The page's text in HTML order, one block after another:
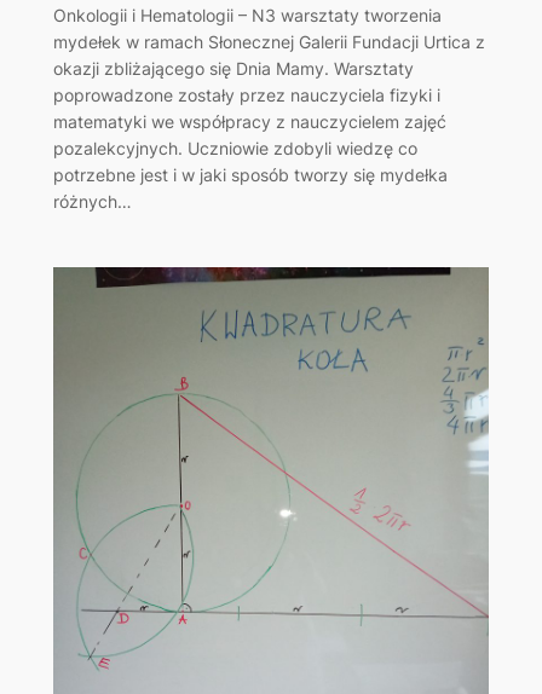
Onkologii i Hematologii – N3 warsztaty tworzenia
mydełek w ramach Słonecznej Galerii Fundacji Urtica z
okazji zbliżającego się Dnia Mamy. Warsztaty
poprowadzone zostały przez nauczyciela fizyki i
matematyki we współpracy z nauczycielem zajęć
pozalekcyjnych. Uczniowie zdobyli wiedzę co
potrzebne jest i w jaki sposób tworzy się mydełka
różnych…